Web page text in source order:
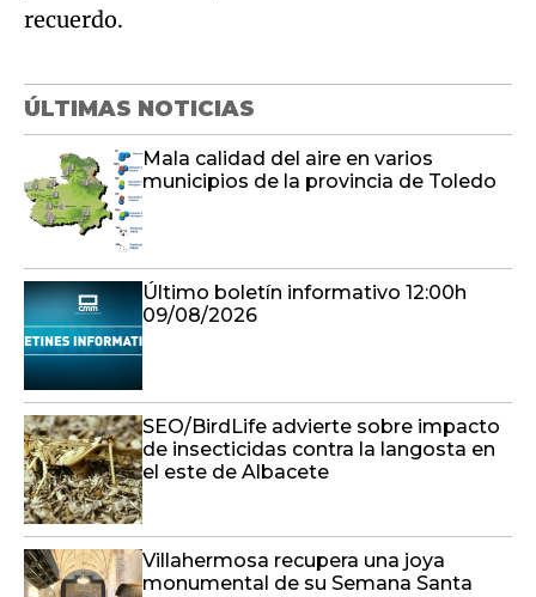
recuerdo.
ÚLTIMAS NOTICIAS
Mala calidad del aire en varios
municipios de la provincia de Toledo
Último boletín informativo 12:00h
09/08/2026
SEO/BirdLife advierte sobre impacto
de insecticidas contra la langosta en
el este de Albacete
Villahermosa recupera una joya
monumental de su Semana Santa